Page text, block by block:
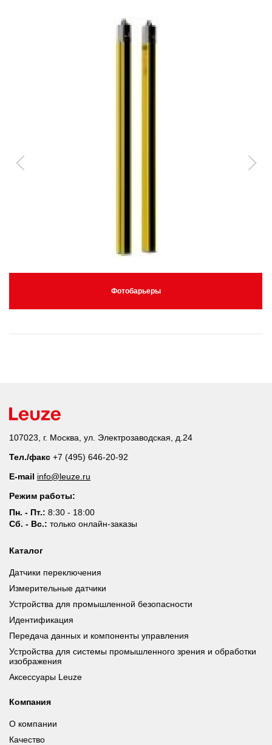
Фотобарьеры
107023, г. Москва, ул. Электрозаводская, д.24
Тел./факс +7 (495) 646-20-92
E-mail info@leuze.ru
Режим работы:
Пн. - Пт.: 8:30 - 18:00
Сб. - Вс.: только онлайн-заказы
Каталог
Датчики переключения
Измерительные датчики
Устройства для промышленной безопасности
Идентификация
Передача данных и компоненты управления
Устройства для системы промышленного зрения и обработки
изображения
Аксессуары Leuze
Компания
О компании
Качество